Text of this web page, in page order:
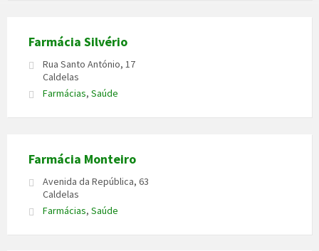
Farmácia Silvério
Rua Santo António, 17
Caldelas
Farmácias, Saúde
Farmácia Monteiro
Avenida da República, 63
Caldelas
Farmácias, Saúde